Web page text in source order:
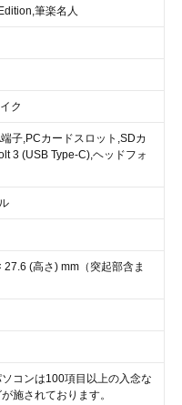
筆楽名人
ク
子,PCカードスロット,SDカ
3 (USB Type-C),ヘッドフォ
(高さ) mm（突起部含ま
コンは100項目以上の入念な
施されております。